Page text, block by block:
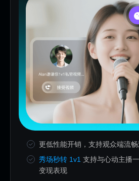
更低性能开销，支持观众端流
秀场秒转 1v1 支持与心动主播
变现表现